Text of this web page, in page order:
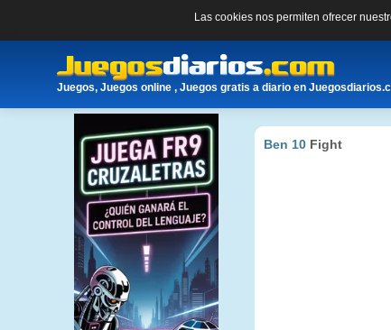
Las cookies nos permiten ofrecer
Juegos, Juegos online , Juegos gratis a diario en
Ben 10 Fight